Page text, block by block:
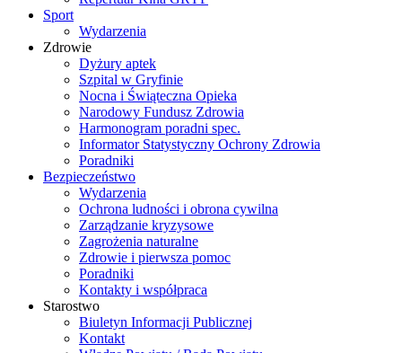
Sport
Wydarzenia
Zdrowie
Dyżury aptek
Szpital w Gryfinie
Nocna i Świąteczna Opieka
Narodowy Fundusz Zdrowia
Harmonogram poradni spec.
Informator Statystyczny Ochrony Zdrowia
Poradniki
Bezpieczeństwo
Wydarzenia
Ochrona ludności i obrona cywilna
Zarządzanie kryzysowe
Zagrożenia naturalne
Zdrowie i pierwsza pomoc
Poradniki
Kontakty i współpraca
Starostwo
Biuletyn Informacji Publicznej
Kontakt